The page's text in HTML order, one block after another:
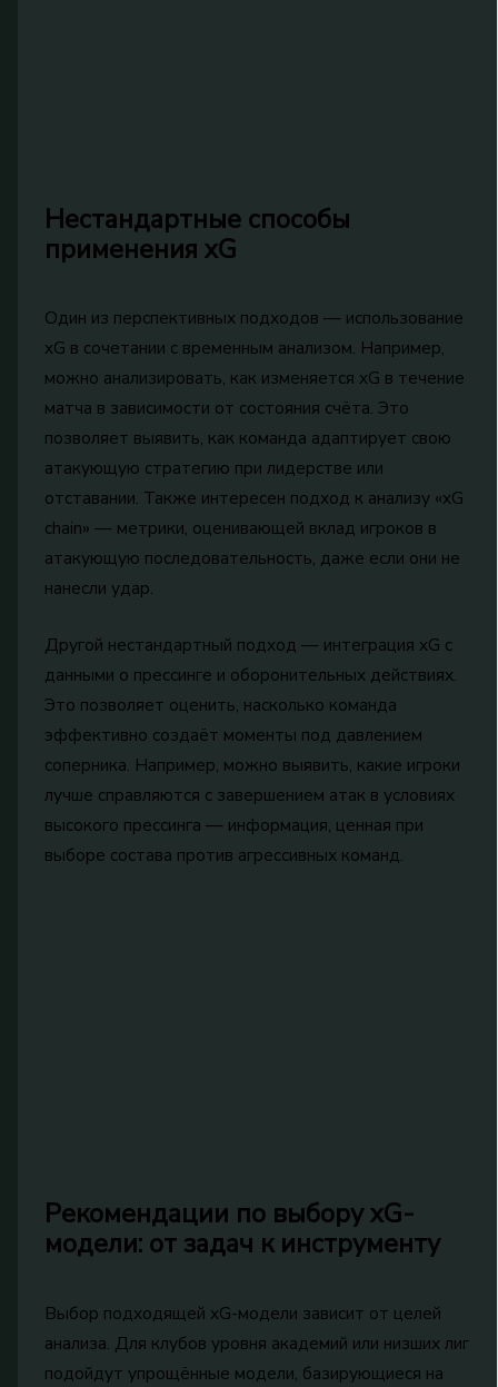
Нестандартные способы
применения xG
Один из перспективных подходов — использование
xG в сочетании с временным анализом. Например,
можно анализировать, как изменяется xG в течение
матча в зависимости от состояния счёта. Это
позволяет выявить, как команда адаптирует свою
атакующую стратегию при лидерстве или
отставании. Также интересен подход к анализу «xG
chain» — метрики, оценивающей вклад игроков в
атакующую последовательность, даже если они не
нанесли удар.
Другой нестандартный подход — интеграция xG с
данными о прессинге и оборонительных действиях.
Это позволяет оценить, насколько команда
эффективно создаёт моменты под давлением
соперника. Например, можно выявить, какие игроки
лучше справляются с завершением атак в условиях
высокого прессинга — информация, ценная при
выборе состава против агрессивных команд.
Рекомендации по выбору xG-
модели: от задач к инструменту
Выбор подходящей xG-модели зависит от целей
анализа. Для клубов уровня академий или низших лиг
подойдут упрощённые модели, базирующиеся на